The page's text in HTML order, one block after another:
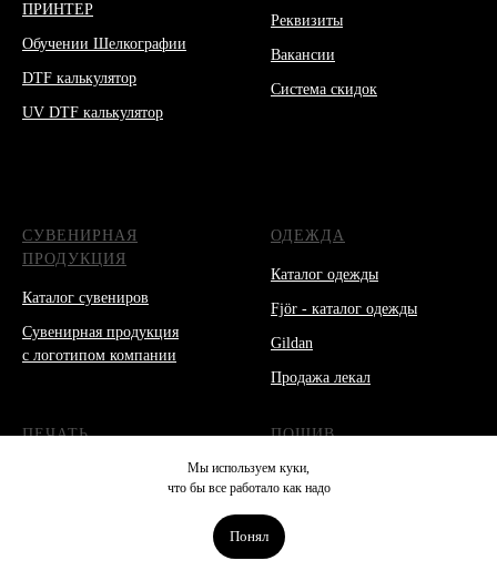
ПРИНТЕР
Обучении Шелкографии
DTF калькулятор
UV DTF калькулятор
Реквизиты
Вакансии
Система скидок
СУВЕНИРНАЯ
ПРОДУКЦИЯ
Каталог сувениров
Сувенирная продукция
с логотипом компании
ОДЕЖДА
Каталог одежды
Fjör - каталог одежды
Gildan
Продажа лекал
ПЕЧАТЬ ПОШИВ
Пошив одежды оптом
Пошив толстовок оптом
Мы используем куки,
что бы все работало как надо
Понял